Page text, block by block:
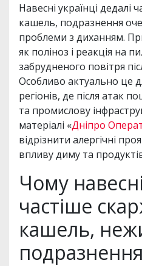
Навесні українці дедалі
кашель, подразнення
проблеми з диханням.
як поліноз і реакція на
забрудненого повітря
Особливо актуально це
регіонів, де після атак
та промислову
матеріалі «Дніпро
відрізнити алергічні
впливу диму та
Чому
частіше
кашель,